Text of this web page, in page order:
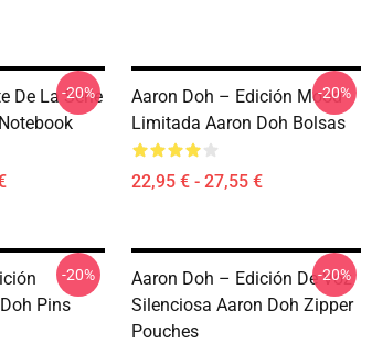
De La Serie
-20%
Aaron Doh – Edición Mood
Limitada Aaron Doh Bolsas
22,95 € - 27,55 €
-20%
Pins
-20%
Aaron Doh – Edición De Voz
Silenciosa Aaron Doh Zipper
Pouches
-20%